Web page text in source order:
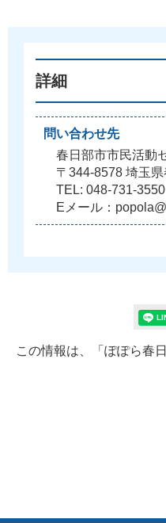
詳細
問い合わせ先
春日部市市民活動
〒344-8578 埼玉
TEL: 048-731-
Eメール：
この情報は、「ぽぽら春